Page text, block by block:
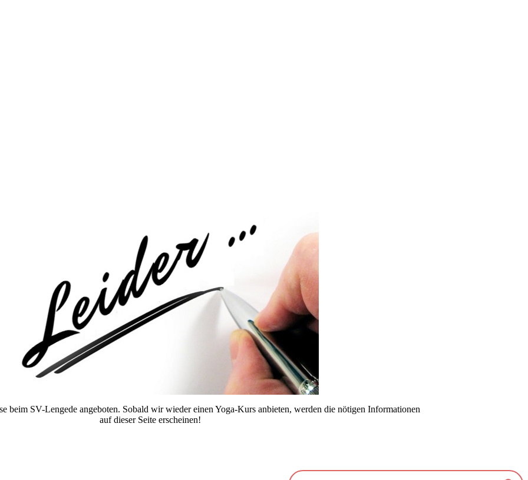
beim SV-Lengede angeboten. Sobald wir wieder einen Yoga-Kurs anbieten, werden die nötigen Informationen
auf dieser Seite erscheinen!